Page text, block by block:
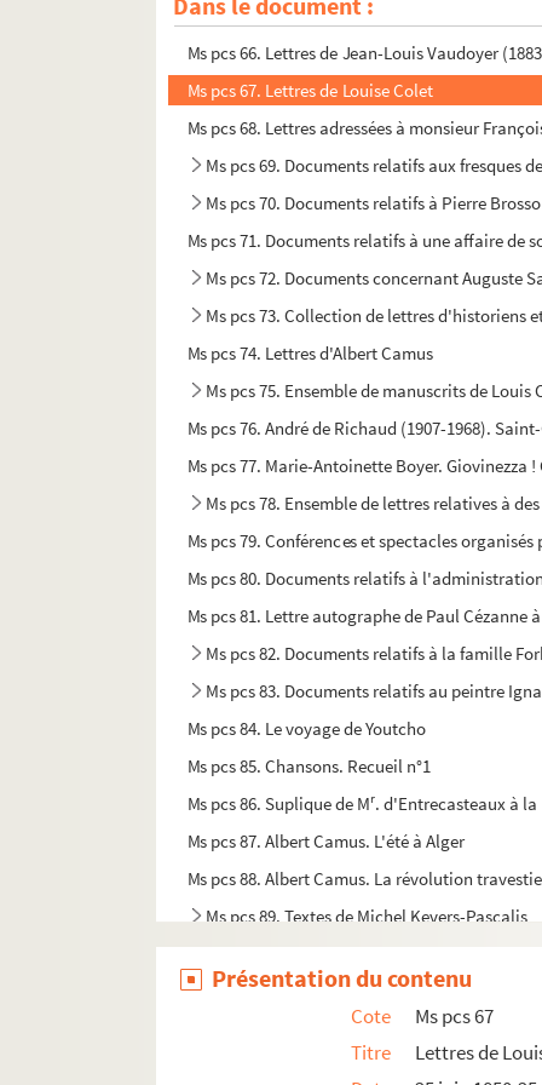
Ms pcs 65. Lettres autographes d'Edmond
Ms pcs 66. Lettres de Jean-Louis Vaudoyer
Ms pcs 67. Lettres de Louise Colet
Ms pcs 68. Lettres adressées à monsieur
Ms pcs 69. Documents relatifs aux fresques
Ms pcs 70. Documents relatifs à Pierre
Ms pcs 71. Documents relatifs à une affaire de
Ms pcs 72. Documents concernant Auguste
Ms pcs 73. Collection de lettres d'historiens
Ms pcs 74. Lettres d'Albert Camus
Ms pcs 75. Ensemble de manuscrits de Louis
Ms pcs 76. André de Richaud (1907-1968).
Ms pcs 77. Marie-Antoinette Boyer. Giovinezza !
Ms pcs 78. Ensemble de lettres relatives à
Ms pcs 79. Conférences et spectacles
Ms pcs 80. Documents relatifs à
Ms pcs 81. Lettre autographe de Paul Cézanne
Ms pcs 82. Documents relatifs à la famille
Ms pcs 83. Documents relatifs au peintre
Ms pcs 84. Le voyage de Youtcho
Ms pcs 85. Chansons. Recueil n°1
Ms pcs 86. Suplique de Mr. d'Entrecasteaux à
Ms pcs 87. Albert Camus. L'été à Alger
Ms pcs 88. Albert Camus. La révolution travestie
Ms pcs 89. Textes de Michel Kevers-Pascalis
Ms pcs 90. Analyse de la procédure prise à Aix
Ms pcs 91. Lettre de Joachim Gasquet à
Ms pcs 92. Lettre de Joachim Gasquet à
Ms pcs 93. Lettres de Charles Maurras à
Présentation du contenu
Cote
Ms pcs 67
Titre
Lettres de